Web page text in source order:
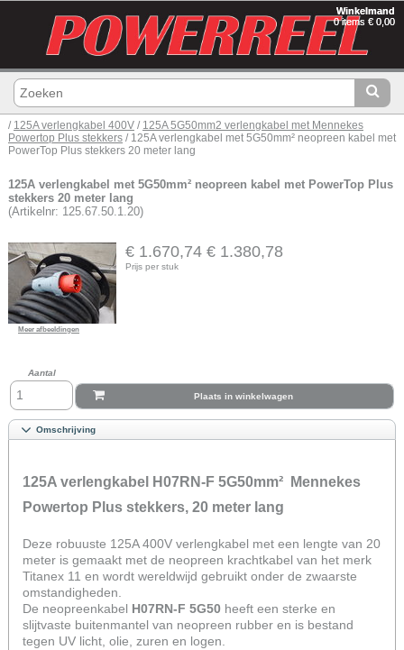
Winkelmand
0 items € 0,00
/ 125A verlengkabel 400V / 125A 5G50mm2 verlengkabel met Mennekes
Powertop Plus stekkers / 125A verlengkabel met 5G50mm² neopreen kabel met
PowerTop Plus stekkers 20 meter lang
125A verlengkabel met 5G50mm² neopreen kabel met PowerTop Plus
stekkers 20 meter lang
(Artikelnr: 125.67.50.1.20)
Meer afbeeldingen
€ 1.670,74 € 1.380,78
Prijs per stuk
Aantal
Plaats in winkelwagen
Omschrijving
125A verlengkabel H07RN-F 5G50mm² Mennekes
Powertop Plus stekkers, 20 meter lang
Deze robuuste 125A 400V verlengkabel met een lengte van 20
meter is gemaakt met de neopreen krachtkabel van het merk
Titanex 11 en wordt wereldwijd gebruikt onder de zwaarste
omstandigheden.
De neopreenkabel H07RN-F 5G50 heeft een sterke en
slijtvaste buitenmantel van neopreen rubber en is bestand
tegen UV licht, olie, zuren en logen.